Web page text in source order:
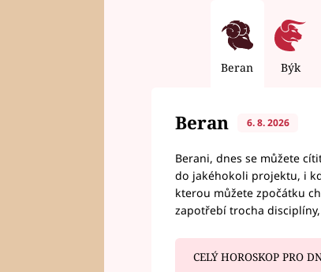
Beran Býk
Beran 6. 8. 2026
Berani, dnes se můžete
do jakéhokoli projektu, i
kterou můžete zpočátku
zapotřebí trocha
CELÝ HOROSKOP PRO